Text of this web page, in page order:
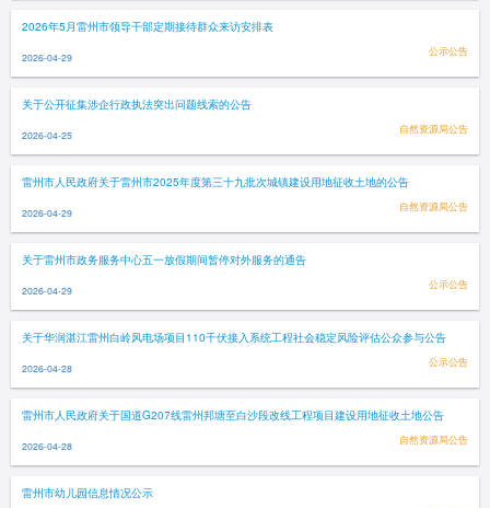
2026年5月雷州市领导干部定期接待群众来访安排表
2026-04-29 公示公告
关于公开征集涉企行政执法突出问题线索的公告
2026-04-25 自然资源局公告
雷州市人民政府关于雷州市2025年度第三十九批次城镇建设用地征收土地的公告
2026-04-29 自然资源局公告
关于雷州市政务服务中心五一放假期间暂停对外服务的通告
2026-04-29 公示公告
关于华润湛江雷州白岭风电场项目110千伏接入系统工程社会稳定风险评估公众参与公告
2026-04-28 公示公告
雷州市人民政府关于国道G207线雷州邦塘至白沙段改线工程项目建设用地征收土地公告
2026-04-28 自然资源局公告
雷州市幼儿园信息情况公示